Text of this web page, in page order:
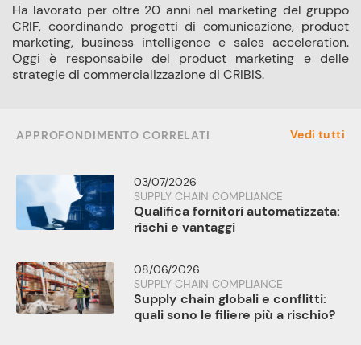
Ha lavorato per oltre 20 anni nel marketing del gruppo
CRIF, coordinando progetti di comunicazione, product
marketing, business intelligence e sales acceleration.
Oggi è responsabile del product marketing e delle
strategie di commercializzazione di CRIBIS.
APPROFONDIMENTO CORRELATI Vedi tutti
03/07/2026
SUPPLY CHAIN COMPLIANCE
Qualifica fornitori automatizzata:
rischi e vantaggi
08/06/2026
SUPPLY CHAIN COMPLIANCE
Supply chain globali e conflitti:
quali sono le filiere più a rischio?